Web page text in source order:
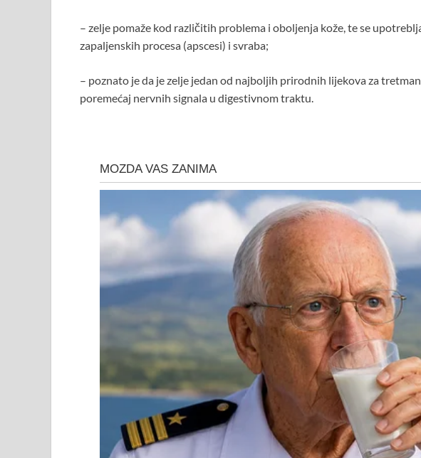
– zelje pomaže kod različitih problema i oboljenja kože, te se
zapaljenskih procesa (apscesi) i svraba;
– poznato je da je zelje jedan od najboljih prirodnih lijekova za
poremećaj nervnih signala u digestivnom traktu.